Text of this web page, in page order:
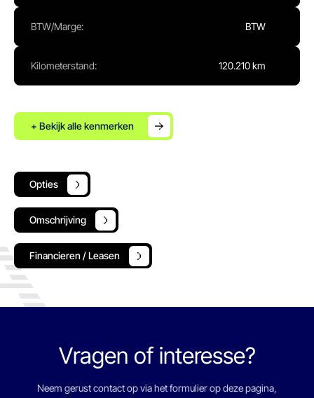
BTW/Marge: BTW
Kilometerstand: 120.210 km
+ Bekijk alle kenmerken
Opties
Omschrijving
Financieren / Leasen
Vragen of interesse?
Neem gerust contact op via het formulier op deze pagina,